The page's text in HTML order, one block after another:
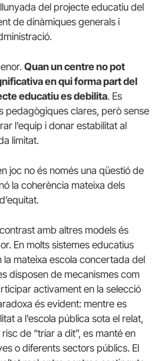
del projecte educatiu del
de dinàmiques generals i
Quan un centre no pot
en qui forma part del
educatiu es debilita. Es
pedagògiques clares, però sense
l’equip i donar estabilitat al
limitat.
joc no és només una qüestió de
la coherència mateixa dels
amb altres models és
En molts sistemes educatius
la mateixa escola concertada del
disposen de mecanismes com
activament en la selecció
és evident: mentre es
a l’escola pública sota el relat,
de “triar a dit”, es manté en
o diferents sectors públics. El